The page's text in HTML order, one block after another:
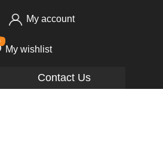
My account
My wishlist
Contact Us